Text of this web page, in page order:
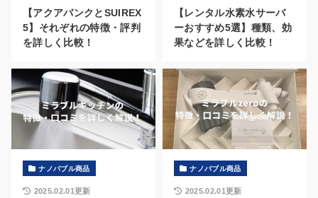
【アクアバンクとSUIREX
5】それぞれの特徴・評判
を詳しく比較！
【レンタル水素水サーバ
ーおすすめ5選】種類、効
果などを詳しく比較！
ナノバブル商品
2025.02.01更新
ナノバブル商品
2025.02.01更新